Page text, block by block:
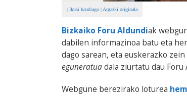
| Ikusi handiago | Argazki originala
Bizkaiko Foru Aldundiak
dabilen informazinoa batu eta
dago sarean, eta euskerazko
eguneratuadala ziurtatu dau Foru
Webgune berezirako loturea